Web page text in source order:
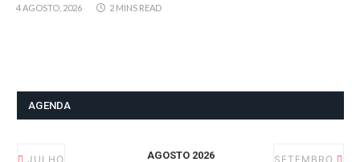
4 AGOSTO, 2026 2 MINS READ
AGENDA
JULHO AGOSTO 2026 SETEMBRO